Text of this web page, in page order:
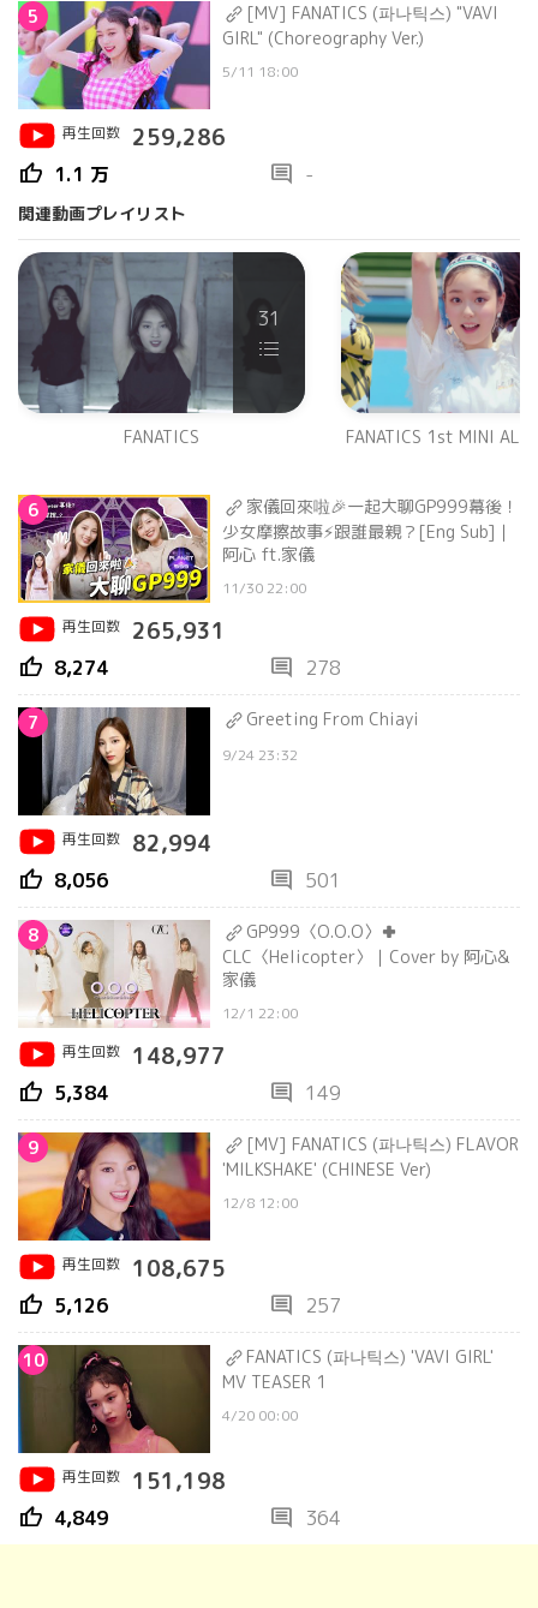
5
[MV] FANATICS (파나틱스) "VAVI
GIRL" (Choreography Ver.)
5/11 18:00
再生回数 259,286
thumb_up 1.1 万 comment -
関連動画プレイリスト
31
FANATICS FANATICS 1st MINI
6
家儀回來啦🎉一起大聊GP999幕後！
少女摩擦故事⚡️跟誰最親？[Eng Sub]｜
阿心 ft.家儀
11/30 22:00
再生回数
265,931
thumb_up 8,274 comment 278
7 Greeting From Chiayi
9/24 23:32
再生回数 82,994
thumb_up 8,056 comment 501
8
GP999〈O.O.O〉✚
CLC〈Helicopter〉｜Cover by 阿心&
家儀
12/1 22:00
再生回数
148,977
thumb_up 5,384 comment 149
9
[MV] FANATICS (파나틱스) FLAVOR
'MILKSHAKE' (CHINESE Ver)
12/8 12:00
再生回数 108,675
thumb_up 5,126 comment 257
10
FANATICS (파나틱스) 'VAVI GIRL'
MV TEASER 1
4/20 00:00
再生回数 151,198
thumb_up 4,849 comment 364